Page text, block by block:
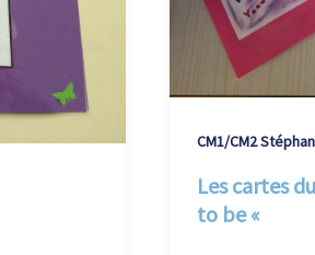
CM1/CM2
Les cartes
to be «